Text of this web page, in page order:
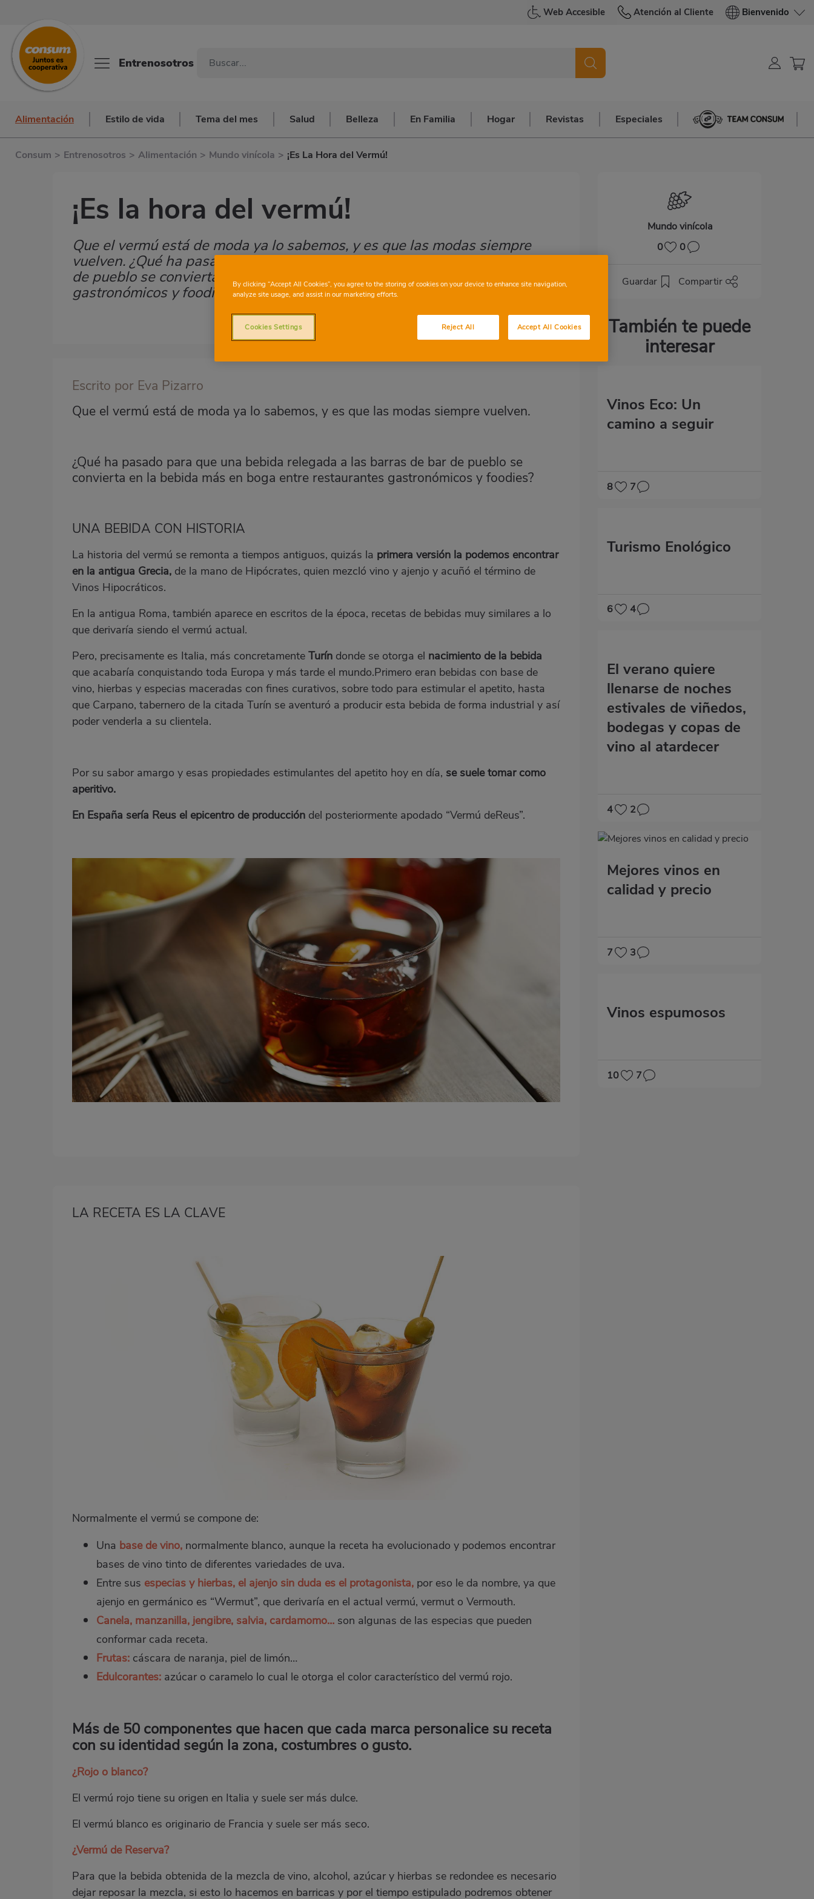
Web Accesible Atención al Cliente Bienvenido
Entrenosotros
Alimentación Estilo de vida Tema del mes Salud Belleza En Familia Hogar Revistas Especiales Team Consum
Consum > Entrenosotros > Alimentación > Mundo vinícola > ¡Es La Hora del Vermú!
Mundo vinícola
0
0
Guardar Compartir
También te puede
interesar
Vinos Eco: Un
camino a seguir
8 7
Turismo Enológico
6 4
El verano quiere
llenarse de noches
estivales de viñedos,
bodegas y copas de
vino al atardecer
4 2
Mejores vinos en
calidad y precio
7 3
Vinos espumosos
10 7
¡Es la hora del vermú!
Subtítulo
Que el vermú está de moda ya lo sabemos, y es que las modas siempre
vuelven. ¿Qué ha pasado para que una bebida relegada a las barras de bar
de pueblo se convierta en la bebida más en boga entre restaurantes
gastronómicos y foodies?
Body
Escrito por Eva Pizarro
Que el vermú está de moda ya lo sabemos, y es que las modas siempre vuelven.
¿Qué ha pasado para que una bebida relegada a las barras de bar de pueblo se
convierta en la bebida más en boga entre restaurantes gastronómicos y foodies?
UNA BEBIDA CON HISTORIA
La historia del vermú se remonta a tiempos antiguos, quizás la primera versión la podemos encontrar
en la antigua Grecia, de la mano de Hipócrates, quien mezcló vino y ajenjo y acuñó el término de
Vinos Hipocráticos.
En la antigua Roma, también aparece en escritos de la época, recetas de bebidas muy similares a lo
que derivaría siendo el vermú actual.
Pero, precisamente es Italia, más concretamente Turín donde se otorga el nacimiento de la bebida
que acabaría conquistando toda Europa y más tarde el mundo.Primero eran bebidas con base de
vino, hierbas y especias maceradas con fines curativos, sobre todo para estimular el apetito, hasta
que Carpano, tabernero de la citada Turín se aventuró a producir esta bebida de forma industrial y así
poder venderla a su clientela.
Por su sabor amargo y esas propiedades estimulantes del apetito hoy en día, se suele tomar como
aperitivo.
En España sería Reus el epicentro de producción del posteriormente apodado “Vermú deReus”.
Bloque
LA RECETA ES LA CLAVE
Normalmente el vermú se compone de:
Una base de vino, normalmente blanco, aunque la receta ha evolucionado y podemos encontrar
bases de vino tinto de diferentes variedades de uva.
Entre sus especias y hierbas, el ajenjo sin duda es el protagonista, por eso le da nombre, ya que
ajenjo en germánico es “Wermut”, que derivaría en el actual vermú, vermut o Vermouth.
Canela, manzanilla, jengibre, salvia, cardamomo… son algunas de las especias que pueden
conformar cada receta.
Frutas: cáscara de naranja, piel de limón…
Edulcorantes: azúcar o caramelo lo cual le otorga el color característico del vermú rojo.
Más de 50 componentes que hacen que cada marca personalice su receta
con su identidad según la zona, costumbres o gusto.
¿Rojo o blanco?
El vermú rojo tiene su origen en Italia y suele ser más dulce.
El vermú blanco es originario de Francia y suele ser más seco.
¿Vermú de Reserva?
Para que la bebida obtenida de la mezcla de vino, alcohol, azúcar y hierbas se redondee es necesario
dejar reposar la mezcla, si esto lo hacemos en barricas y por el tiempo estipulado podremos obtener
By clicking “Accept All Cookies”, you agree to the storing of cookies on your device to enhance site navigation,
analyze site usage, and assist in our marketing efforts.
Reject All Accept All Cookies
Cookies Settings